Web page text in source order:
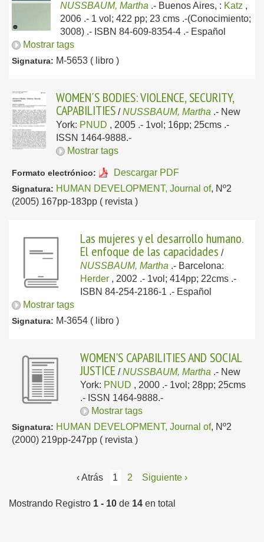
NUSSBAUM, Martha .- Buenos Aires, : Katz ,
2006 .- 1 vol; 422 pp; 23 cms .-(Conocimiento;
3008) .- ISBN 84-609-8354-4 .- Español
Mostrar tags
Signatura: M-5653 ( libro )
WOMEN´S BODIES: VIOLENCE, SECURITY,
CAPABILITIES /NUSSBAUM, Martha .- New
York: PNUD , 2005 .- 1vol; 16pp; 25cms .-
ISSN 1464-9888.-
Mostrar tags
Formato electrónico: Descargar PDF
Signatura: HUMAN DEVELOPMENT, Journal of, Nº2
(2005) 167pp-183pp ( revista )
Las mujeres y el desarrollo humano.
El enfoque de las capacidades /
NUSSBAUM, Martha .- Barcelona:
Herder , 2002 .- 1vol; 414pp; 22cms .-
ISBN 84-254-2186-1 .- Español
Mostrar tags
Signatura: M-3654 ( libro )
WOMEN'S CAPABILITIES AND SOCIAL
JUSTICE /NUSSBAUM, Martha .- New
York: PNUD , 2000 .- 1vol; 28pp; 25cms
.- ISSN 1464-9888.-
Mostrar tags
Signatura: HUMAN DEVELOPMENT, Journal of, Nº2
(2000) 219pp-247pp ( revista )
‹ Atrás 1 2 Siguiente ›
Mostrando Registro 1 - 10 de 14 en total